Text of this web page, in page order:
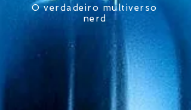
O verdadeiro multiverso
nerd